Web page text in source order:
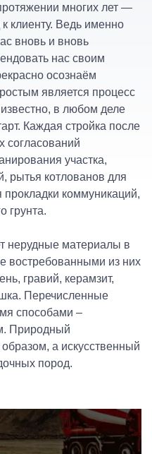
многих лет —
клиенту. Ведь именно
вновь и вновь
нас своим
осознаём
является процесс
известно, в любом деле
Каждая стройка после
согласований
участка,
рытья котлованов для
коммуникаций,
грунта.
нерудные материалы в
востребованными из них
гравий, керамзит,
Перечисленные
способами –
Природный
а искусственный
пород.